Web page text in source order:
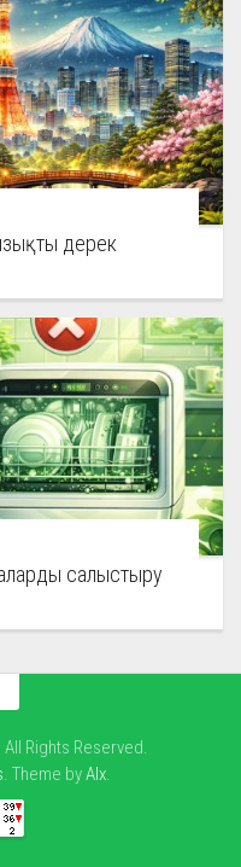
дерек
салыстыру
Rights Reserved.
. Theme byAlx.